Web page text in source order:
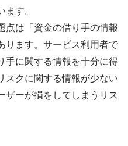
す。
点は「資金の借り手の情報
ります。サービス利用者で
手に関する情報を十分に得
スクに関する情報が少ない
ザーが損をしてしまうリス